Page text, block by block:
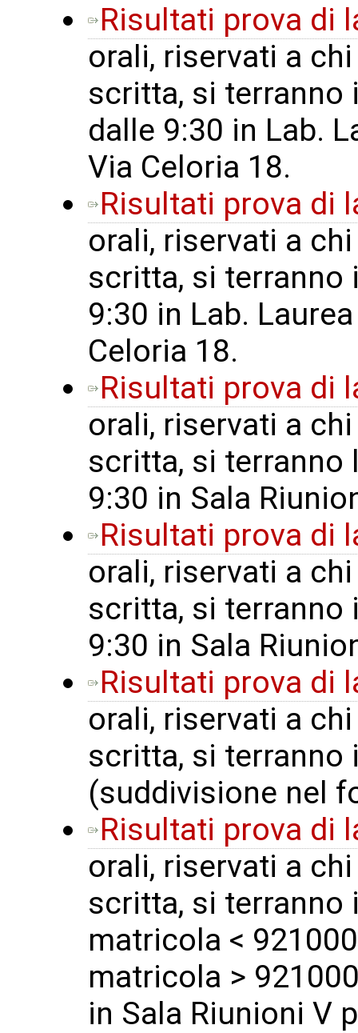
Risultati prova di
orali, riservati a
scritta, si terranno
dalle 9:30 in Lab.
Via Celoria 18.
Risultati prova di
orali, riservati a
scritta, si terranno
9:30 in Lab.
Celoria 18.
Risultati prova di
orali, riservati a
scritta, si terranno
9:30 in Sala
Risultati prova di
orali, riservati a
scritta, si terranno
9:30 in Sala
Risultati prova di
orali, riservati a
scritta, si
(suddivisione nel
Risultati prova di
orali, riservati a
scritta, si terranno
matricola <
matricola >
in Sala Riunioni V